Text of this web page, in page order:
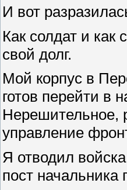
И вот
Как солдат и
свой долг.
Мой корпус в
готов перейти в
Нерешительное,
управление
Я отводил
пост начальника